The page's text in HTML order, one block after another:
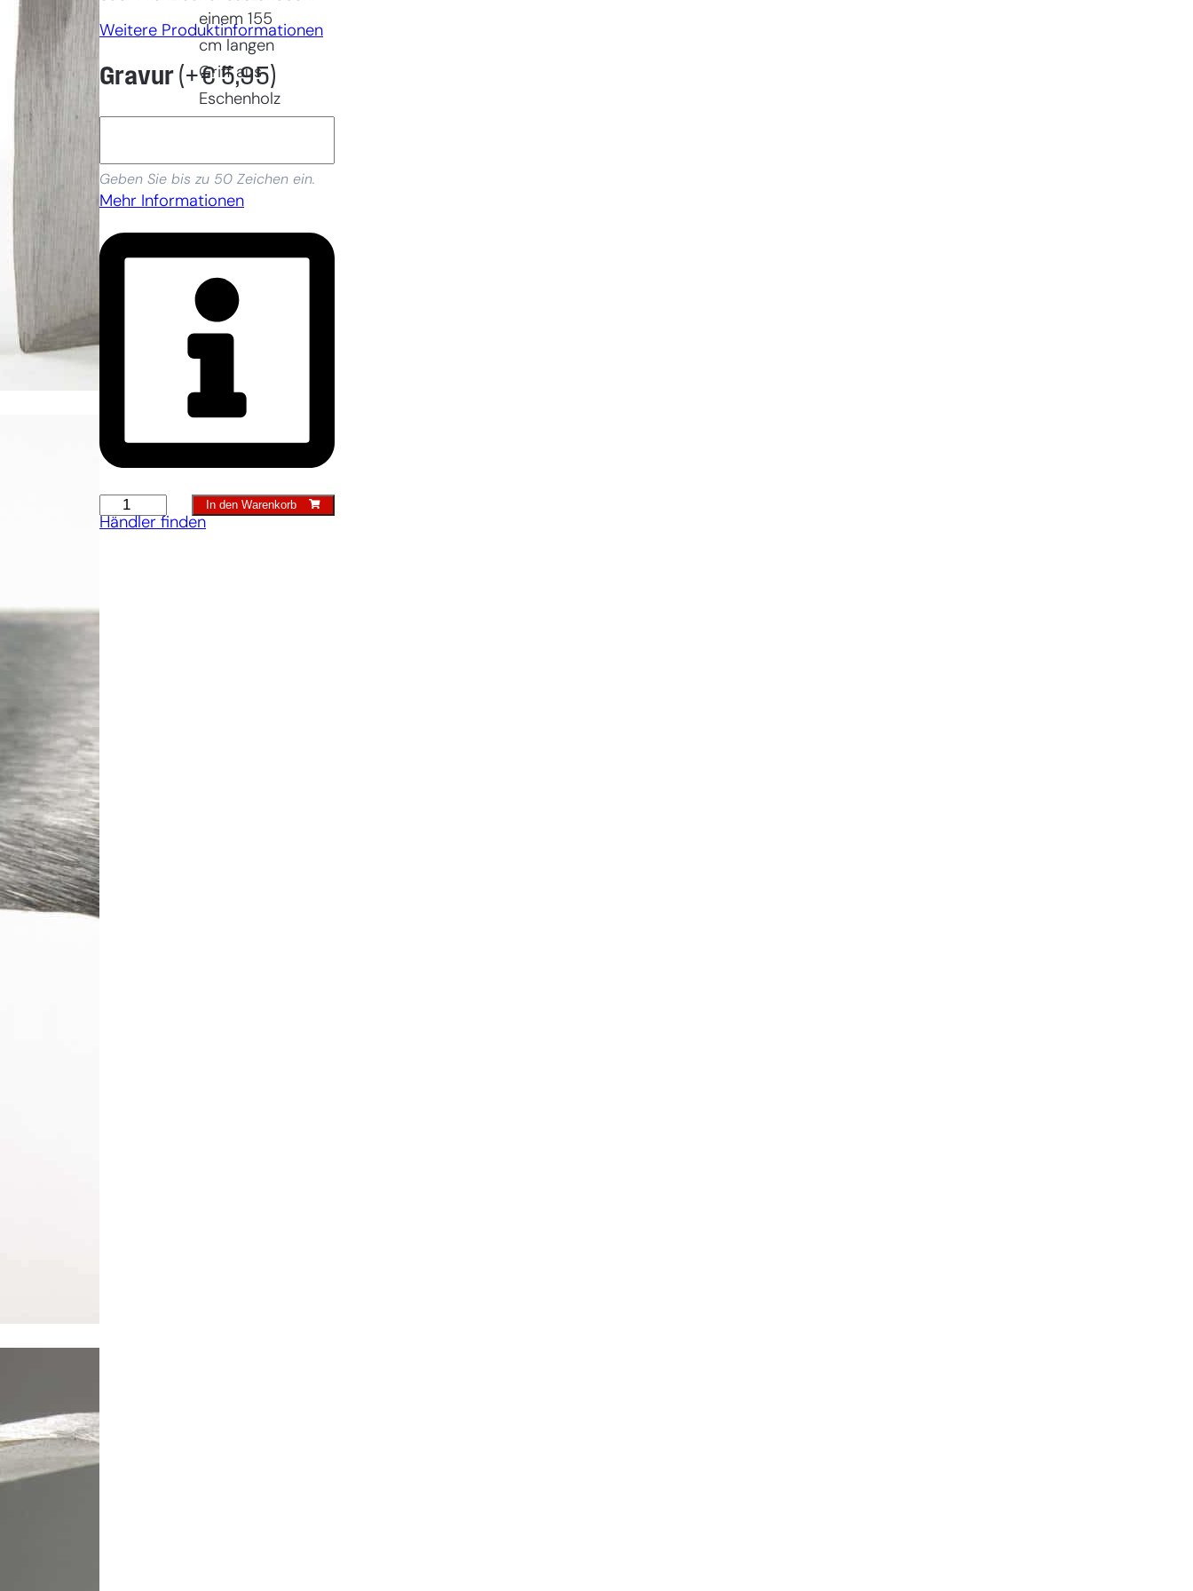
Weitere Produktinformationen
Gravur (+€5,95)
Geben Sie bis zu 50 Zeichen ein.
Mehr Informationen
Hacke
Menge
In den Warenkorb
Händler finden
einem 155
cm langen
Griff aus
Eschenholz